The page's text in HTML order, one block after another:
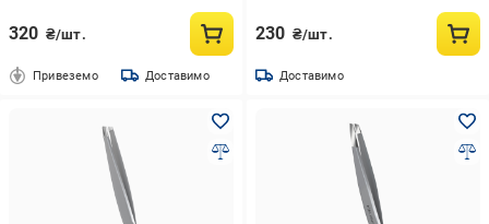
320 ₴/шт.
Привеземо Доставимо
230 ₴/шт.
Доставимо